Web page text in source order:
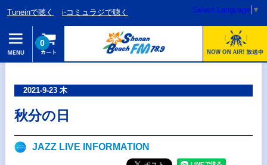
Tuneinで聴く i-コミュラジで聴く Select Language ▼
0
2021-9-23 木
秋分の日
JAZZ LIVE INFORMATION